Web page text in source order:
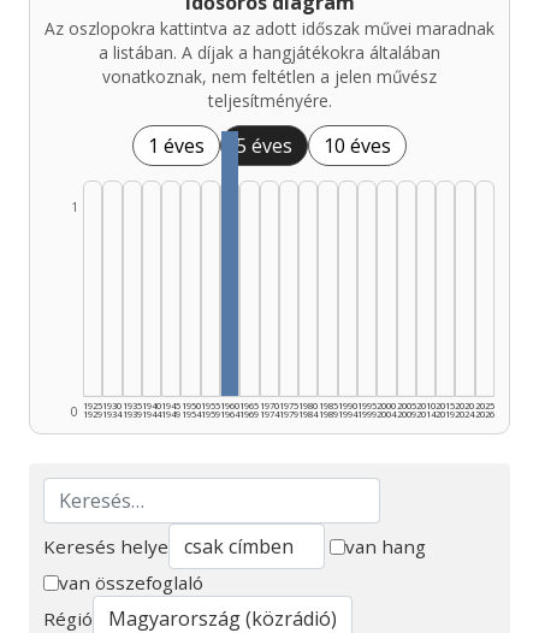
Az oszlopokra kattintva az adott időszak művei maradnak
a listában. A díjak a hangjátékokra általában
vonatkoznak, nem feltétlen a jelen művész
teljesítményére.
1 éves 5 éves 10 éves
0
1
1925
1929
1930
1934
1935
1939
1940
1944
1945
1949
1950
1954
1955
1959
1960
1964
1965
1969
1970
1974
1975
1979
1980
1984
1985
1989
1990
1994
1995
1999
2000
2004
2005
2009
2010
2014
2015
2019
2020
2024
2025
2026
Keresés
Keresés helye
van hang
van összefoglaló
Régió